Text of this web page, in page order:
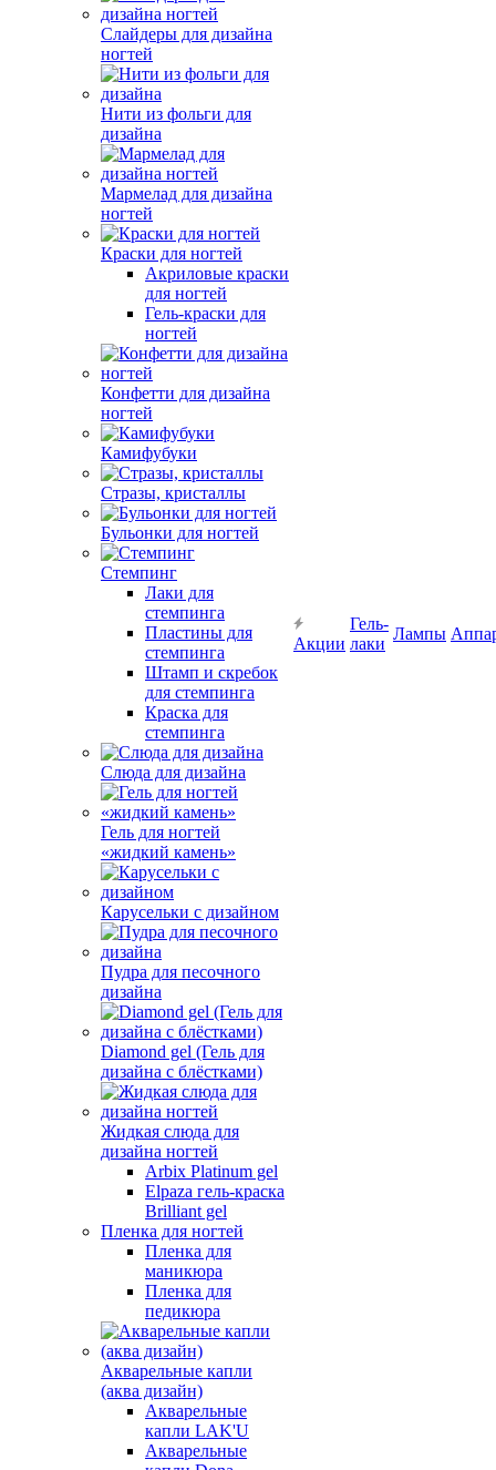
Слайдеры для дизайна
ногтей
Нити из фольги для
дизайна
Мармелад для дизайна
ногтей
Краски для ногтей
Акриловые краски
для ногтей
Гель-краски для
ногтей
Конфетти для дизайна
ногтей
Камифубуки
Стразы, кристаллы
Бульонки для ногтей
Стемпинг
Лаки для
стемпинга
Пластины для
стемпинга
Штамп и скребок
для стемпинга
Краска для
стемпинга
Слюда для дизайна
Гель для ногтей
«жидкий камень»
Карусельки с дизайном
Пудра для песочного
дизайна
Diamond gel (Гель для
дизайна с блёстками)
Жидкая слюда для
дизайна ногтей
Arbix Platinum gel
Elpaza гель-краска
Brilliant gel
Пленка для ногтей
Пленка для
маникюра
Пленка для
педикюра
Акварельные капли
(аква дизайн)
Акварельные
капли LAK'U
Акварельные
Акции
Гель-
лаки
Лампы